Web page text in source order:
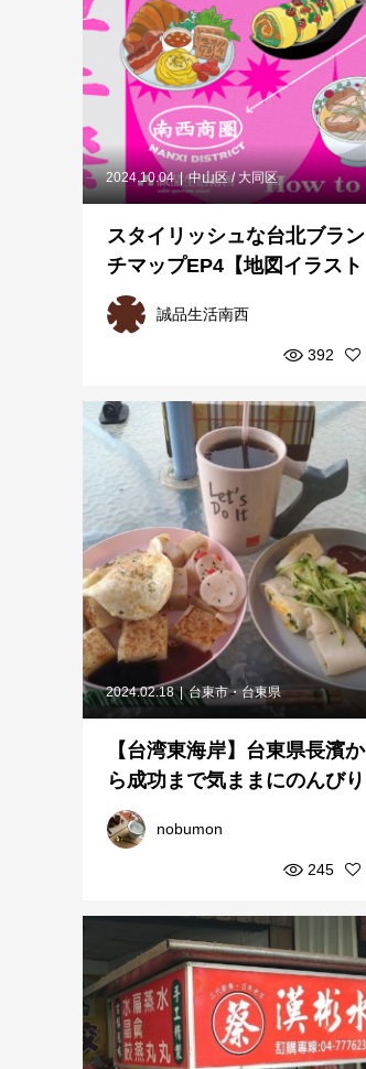
2024.10.04 中山区 / 大同区
スタイリッシュな台北ブラン
チマップEP4【地図イラスト
編】──台湾人になるには、
朝...
誠品生活南西
392
2024.02.18 台東市・台東県
【台湾東海岸】台東県長濱か
ら成功まで気ままにのんびり
旅する
nobumon
245